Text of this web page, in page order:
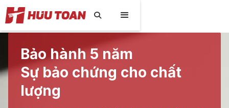

Bảo hành 5 năm
Sự bảo chứng cho chất
lượng